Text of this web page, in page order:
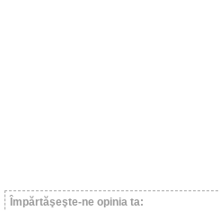
Împărtăşeşte-ne opinia ta: